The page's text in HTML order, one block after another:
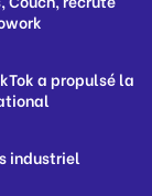
a propulsé la
industriel